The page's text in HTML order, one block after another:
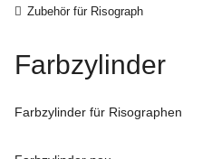
Zubehör für Risograph
Farbzylinder
Farbzylinder für Risographen